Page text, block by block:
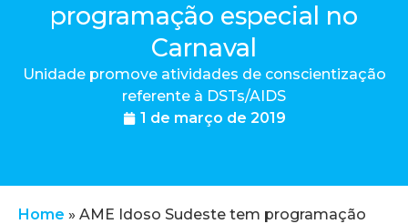
programação especial no
Carnaval
Unidade promove atividades de conscientização
referente à DSTs/AIDS
1 de março de 2019
Home » AME Idoso Sudeste tem programação